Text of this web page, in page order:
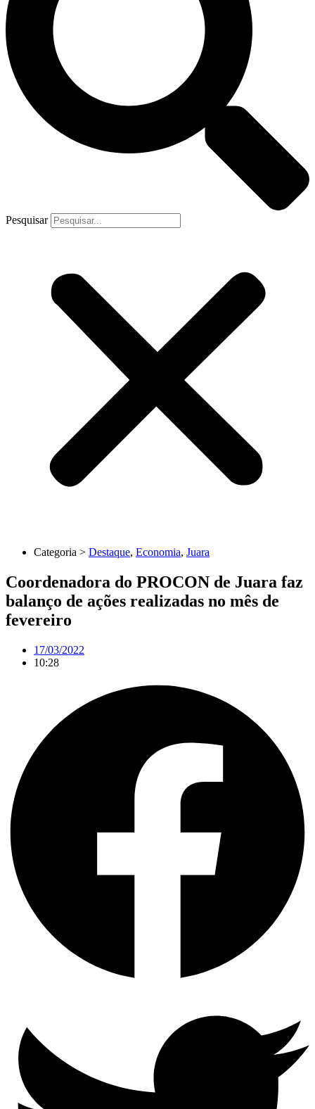
Pesquisar
Categoria > Destaque, Economia, Juara
Coordenadora do PROCON de Juara faz
balanço de ações realizadas no mês de
fevereiro
17/03/2022
10:28